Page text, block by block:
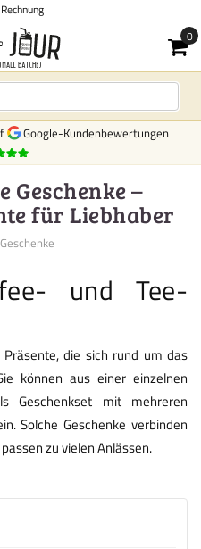
Google-Kundenbewertungen
Geschenke –
für Liebhaber
Geschenke
und Tee-
die sich rund um das
können aus einer einzelnen
Geschenkset mit mehreren
Solche Geschenke verbinden
zu vielen Anlässen.